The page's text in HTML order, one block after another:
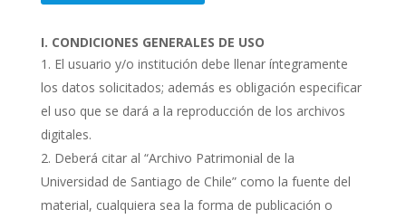
I. CONDICIONES GENERALES DE USO
El usuario y/o institución debe llenar íntegramente
los datos solicitados; además es obligación especificar
el uso que se dará a la reproducción de los archivos
digitales.
Deberá citar al “Archivo Patrimonial de la
Universidad de Santiago de Chile” como la fuente del
material, cualquiera sea la forma de publicación o